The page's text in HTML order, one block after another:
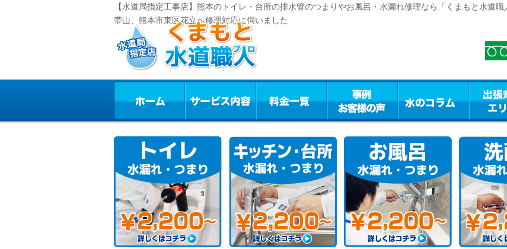
【水道局指定工事店】熊本のトイレ・台所の排水管のつまりやお風呂・水漏れ修理なら「くまもと水道
帯山、熊本市東区花立へ修理対応に伺いました